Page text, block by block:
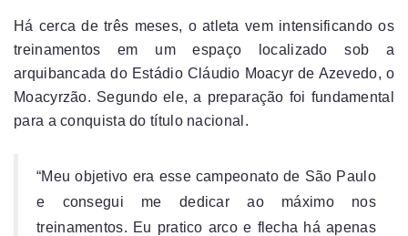
Há cerca de três meses, o atleta vem intensificando os
treinamentos em um espaço localizado sob a
arquibancada do Estádio Cláudio Moacyr de Azevedo, o
Moacyrzão. Segundo ele, a preparação foi fundamental
para a conquista do título nacional.
“Meu objetivo era esse campeonato de São Paulo
e consegui me dedicar ao máximo nos
treinamentos. Eu pratico arco e flecha há apenas